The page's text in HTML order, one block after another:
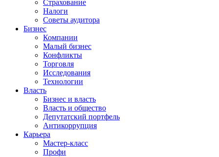
Страхование
Налоги
Советы аудитора
Бизнес
Компании
Малый бизнес
Конфликты
Торговля
Исследования
Технологии
Власть
Бизнес и власть
Власть и общество
Депутатский портфель
Антикоррупция
Карьера
Мастер-класс
Профи